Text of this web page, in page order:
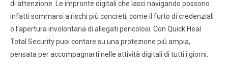
di attenzione. Le impronte digitali che lasci navigando possono
infatti sommarsi a rischi più concreti, come il furto di credenziali
o l’apertura involontaria di allegati pericolosi. Con Quick Heal
Total Security puoi contare su una protezione più ampia,
pensata per accompagnarti nelle attività digitali di tutti i giorni.